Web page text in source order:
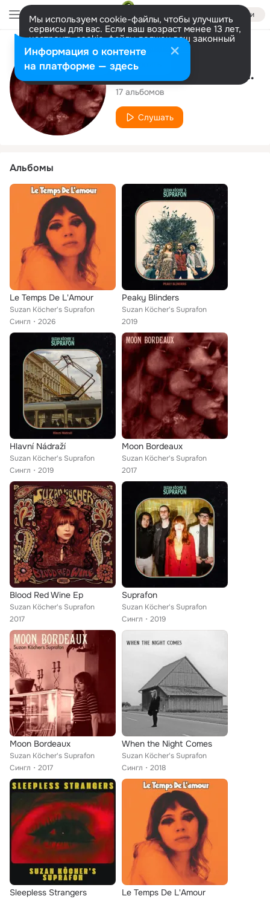
Войти
Мы используем cookie-файлы, чтобы улучшить
сервисы для вас. Если ваш возраст менее 13 лет,
настроить cookie-файлы должен ваш законный
представитель. Больше информации
Разрешить все Настроить
Исполнитель
Suzan Köcher's Suprafon
17 альбомов
Слушать
Альбомы
Le Temps De L'Amour
Suzan Köcher's Suprafon
Сингл
2026
Peaky Blinders
Suzan Köcher's Suprafon
2019
Hlavní Nádraží
Suzan Köcher's Suprafon
Сингл
2019
Moon Bordeaux
Suzan Köcher's Suprafon
2017
Blood Red Wine Ep
Suzan Köcher's Suprafon
2017
Suprafon
Suzan Köcher's Suprafon
Сингл
2019
Moon Bordeaux
Suzan Köcher's Suprafon
Сингл
2017
When the Night Comes
Suzan Köcher's Suprafon
Сингл
2018
Sleepless Strangers Le Temps De L'Amour
Информация о контенте
на платформе — здесь